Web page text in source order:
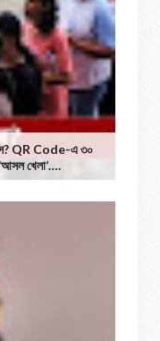
QR Code-এ ৩০
খেলা’….